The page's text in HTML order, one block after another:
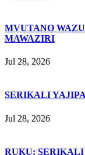
MVUTANO
MAWAZIRI
Jul 28, 2026
SERIKALI
Jul 28, 2026
RUKU: